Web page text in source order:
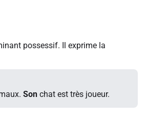
possessif. Il exprime la
Son chat est très joueur.